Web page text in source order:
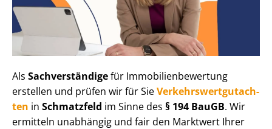
Als Sachverständigefür Im­mo­bi­li­en­be­wer­tung
erstellen und prüfen wir für SieVer­kehrs­wert­gut­ach­
ten in Schmatzfeld im Sinne des § 194 BauGB. Wir
ermitteln unabhängig und fair den Marktwert Ihrer